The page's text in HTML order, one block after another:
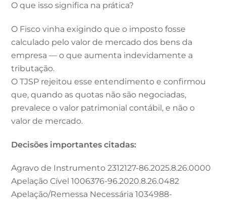
O que isso significa na prática?
O Fisco vinha exigindo que o imposto fosse
calculado pelo valor de mercado dos bens da
empresa — o que aumenta indevidamente a
tributação.
O TJSP rejeitou esse entendimento e confirmou
que, quando as quotas não são negociadas,
prevalece o valor patrimonial contábil, e não o
valor de mercado.
Decisões importantes citadas:
Agravo de Instrumento 2312127-86.2025.8.26.0000
Apelação Cível 1006376-96.2020.8.26.0482
Apelação/Remessa Necessária 1034988-